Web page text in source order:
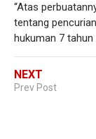
“Atas
tentang
hukuman 7 tahun
NEXT
Prev Post